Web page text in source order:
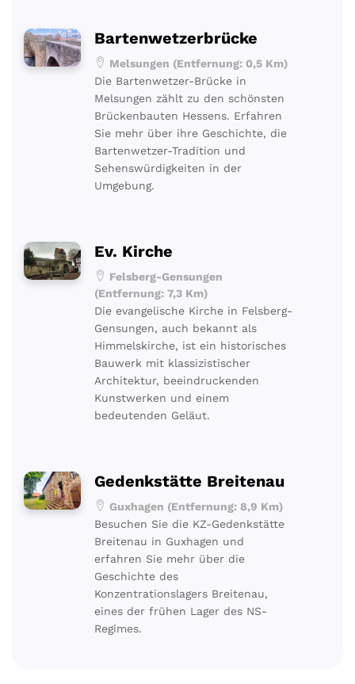
Bartenwetzerbrücke
Melsungen (Entfernung: 0,5 Km)
Die Bartenwetzer-Brücke in
Melsungen zählt zu den schönsten
Brückenbauten Hessens. Erfahren
Sie mehr über ihre Geschichte, die
Bartenwetzer-Tradition und
Sehenswürdigkeiten in der
Umgebung.
Ev. Kirche
Felsberg-Gensungen
(Entfernung: 7,3 Km)
Die evangelische Kirche in Felsberg-
Gensungen, auch bekannt als
Himmelskirche, ist ein historisches
Bauwerk mit klassizistischer
Architektur, beeindruckenden
Kunstwerken und einem
bedeutenden Geläut.
Gedenkstätte Breitenau
Guxhagen (Entfernung: 8,9 Km)
Besuchen Sie die KZ-Gedenkstätte
Breitenau in Guxhagen und
erfahren Sie mehr über die
Geschichte des
Konzentrationslagers Breitenau,
eines der frühen Lager des NS-
Regimes.